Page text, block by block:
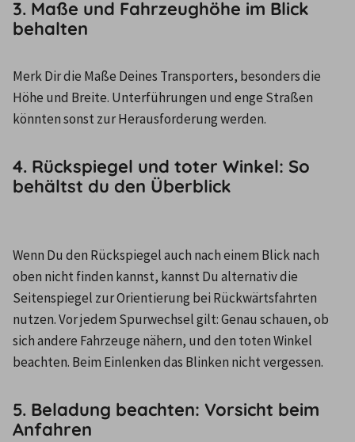
3. Maße und Fahrzeughöhe im Blick
behalten
Merk Dir die Maße Deines Transporters, besonders die
Höhe und Breite. Unterführungen und enge Straßen
könnten sonst zur Herausforderung werden.
4. Rückspiegel und toter Winkel: So
behältst du den Überblick
Wenn Du den Rückspiegel auch nach einem Blick nach
oben nicht finden kannst, kannst Du alternativ die
Seitenspiegel zur Orientierung bei Rückwärtsfahrten
nutzen. Vor jedem Spurwechsel gilt: Genau schauen, ob
sich andere Fahrzeuge nähern, und den toten Winkel
beachten. Beim Einlenken das Blinken nicht vergessen.
5. Beladung beachten: Vorsicht beim
Anfahren